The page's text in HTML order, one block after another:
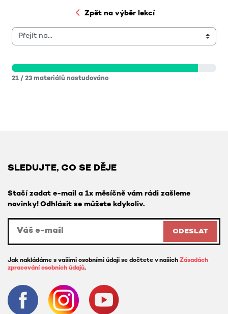
Zpět na výběr lekcí
Přejít na...
21 / 23 materiálů nastudováno
SLEDUJTE, CO SE DĚJE
Stačí zadat e-mail a 1x měsíčně vám rádi zašleme
novinky! Odhlásit se můžete kdykoliv.
ODESLAT
Jak nakládáme s vašimi osobními údaji se dočtete v našich Zásadách
zpracování osobních údajů.